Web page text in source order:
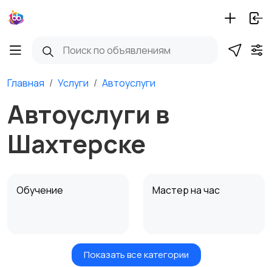
Главная Услуги Автоуслуги
Автоуслуги в
Шахтерске
Обучение Мастер на час
Красота и здоровье
Транспорт,
Показать все категории